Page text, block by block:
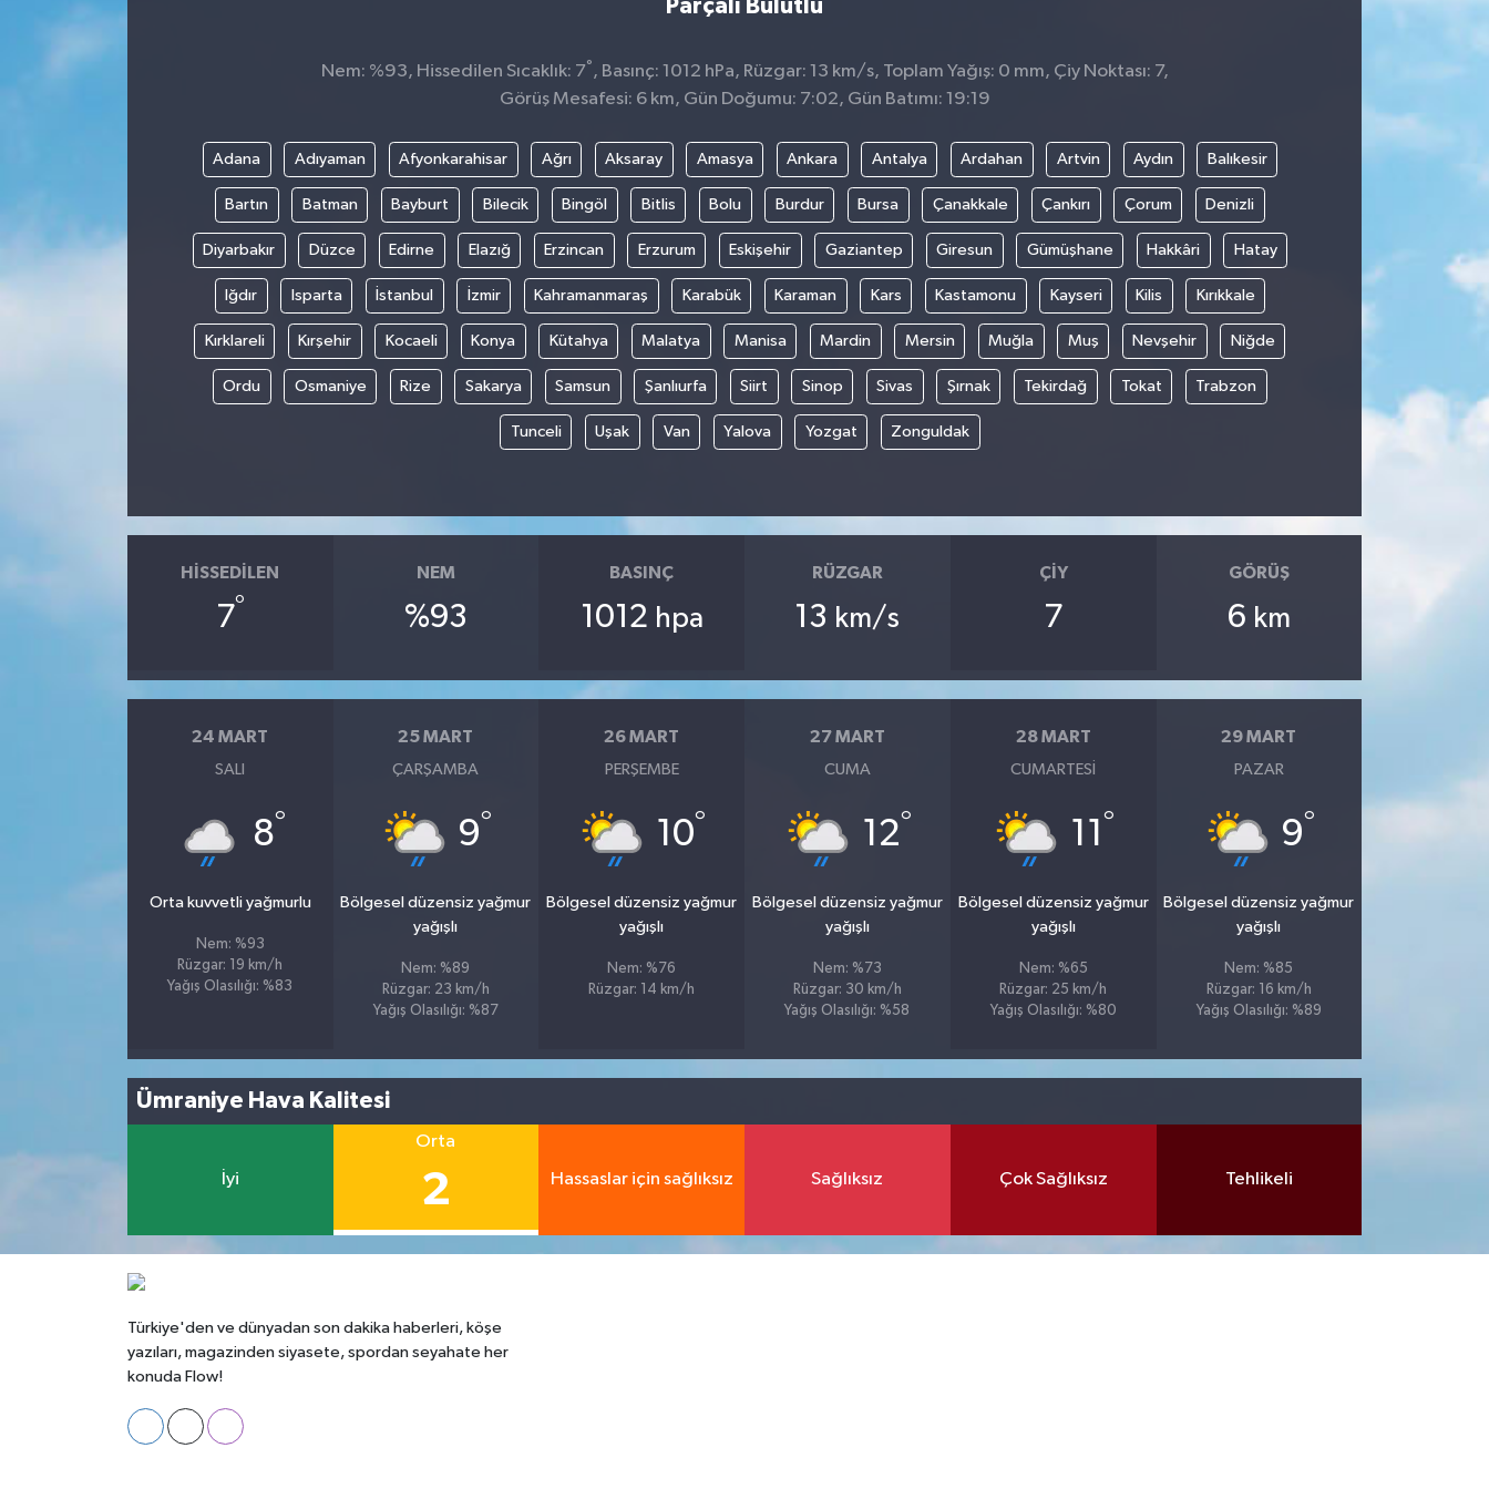
Parçalı Bulutlu
Nem: %93, Hissedilen Sıcaklık: 7° , Basınç: 1012 hPa, Rüzgar: 13 km/s, Toplam Yağış: 0 mm, Çiy Noktası: 7,
Görüş Mesafesi: 6 km, Gün Doğumu: 7:02, Gün Batımı: 19:19
Adana Adıyaman Afyonkarahisar Ağrı Aksaray Amasya Ankara Antalya Ardahan Artvin Aydın Balıkesir
Bartın Batman Bayburt Bilecik Bingöl Bitlis Bolu Burdur Bursa Çanakkale Çankırı Çorum Denizli
Diyarbakır Düzce Edirne Elazığ Erzincan Erzurum Eskişehir Gaziantep Giresun Gümüşhane Hakkâri Hatay
Iğdır Isparta İstanbul İzmir Kahramanmaraş Karabük Karaman Kars Kastamonu Kayseri Kilis Kırıkkale
Kırklareli Kırşehir Kocaeli Konya Kütahya Malatya Manisa Mardin Mersin Muğla Muş Nevşehir Niğde
Ordu Osmaniye Rize Sakarya Samsun Şanlıurfa Siirt Sinop Sivas Şırnak Tekirdağ Tokat Trabzon
Tunceli Uşak Van Yalova Yozgat Zonguldak
HISSEDILEN
7°
NEM
%93
BASINÇ
1012 hpa
RÜZGAR
13 km/s
ÇIY
7
GÖRÜŞ
6 km
24 MART
SALI
8°
Orta kuvvetli yağmurlu
Nem: %93
Rüzgar: 19 km/h
Yağış Olasılığı: %83
25 MART
ÇARŞAMBA
9°
Bölgesel düzensiz yağmur
yağışlı
Nem: %89
Rüzgar: 23 km/h
Yağış Olasılığı: %87
26 MART
PERŞEMBE
10°
Bölgesel düzensiz yağmur
yağışlı
Nem: %76
Rüzgar: 14 km/h
27 MART
CUMA
12°
Bölgesel düzensiz yağmur
yağışlı
Nem: %73
Rüzgar: 30 km/h
Yağış Olasılığı: %58
28 MART
CUMARTESI
11 °
Bölgesel düzensiz yağmur
yağışlı
Nem: %65
Rüzgar: 25 km/h
Yağış Olasılığı: %80
29 MART
PAZAR
9°
Bölgesel düzensiz yağmur
yağışlı
Nem: %85
Rüzgar: 16 km/h
Yağış Olasılığı: %89
Ümraniye Hava Kalitesi
İyi
Orta
2 Hassaslar için sağlıksız Sağlıksız Çok Sağlıksız Tehlikeli
Türkiye'den ve dünyadan son dakika haberleri, köşe
yazıları, magazinden siyasete, spordan seyahate her
konuda Flow!